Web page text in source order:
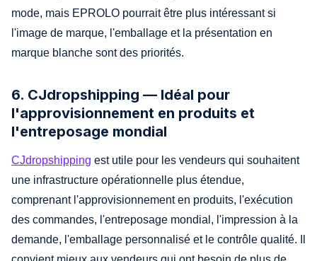
mode, mais EPROLO pourrait être plus intéressant si
l'image de marque, l'emballage et la présentation en
marque blanche sont des priorités.
6. CJdropshipping — Idéal pour
l'approvisionnement en produits et
l'entreposage mondial
CJdropshipping est utile pour les vendeurs qui souhaitent
une infrastructure opérationnelle plus étendue,
comprenant l'approvisionnement en produits, l'exécution
des commandes, l'entreposage mondial, l'impression à la
demande, l'emballage personnalisé et le contrôle qualité. Il